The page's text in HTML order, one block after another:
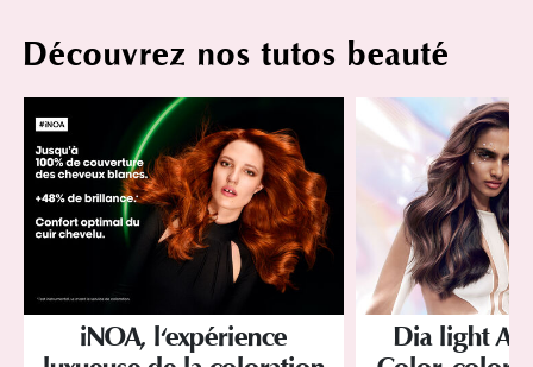
Découvrez nos tutos beauté
iNOA, l'expérience
Dia light